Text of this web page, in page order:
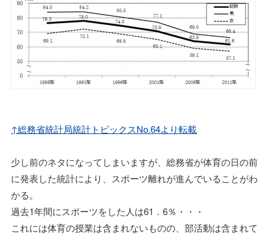
↑総務省統計局統計トピックスNo.64より転載
少し前のネタになってしまいますが、総務省が体育の日の前
に発表した統計により、スポーツ離れが進んでいることがわ
かる。
過去1年間にスポーツをした人は61．6％・・・
これには体育の授業は含まれないものの、部活動は含まれて